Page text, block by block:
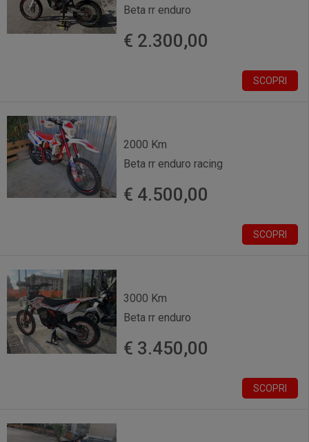
Beta rr enduro
€ 2.300,00
SCOPRI
2000 Km
Beta rr enduro racing
€ 4.500,00
SCOPRI
3000 Km
Beta rr enduro
€ 3.450,00
SCOPRI